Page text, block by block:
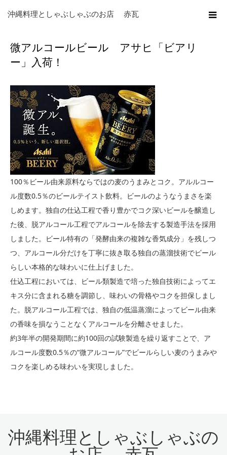
沖縄料理としゃぶしゃぶのお店 赤瓦
ブログ
未分類 微アルコールビール アサヒ「ビアリー」入荷！
微アルコールビール アサヒ「ビアリ
ー」入荷！
100％ビール由来原料ならではの麦のうまみとコク。アルルコー
ル度数0.5％のビールテイスト飲料。ビールのようなうまさを楽
しめます。独自の仕込工程で香り豊かでコク深いビールを醸造し
た後、脱アルコール工程でアルコールを除去する製造手法を採用
しました。ビール特有の「発酵由来の複雑な香気成分」を残しつ
つ、アルコール分だけを丁寧に抜き取る独自の蒸溜技術でビール
らしい本格的な味わいに仕上げました。
仕込工程においては、ビール類製造で培った独自技術によってエ
キス分に含まれる糖を調節し、味わいの骨格やコクを担保しまし
た。脱アルコール工程では、独自の低温蒸溜によってビール由来
の香味を損なうことなくアルコールを分離させました。
約3年半の開発期間に約100回の試験製造を繰り返すことで、ア
ルコール度数0.5％の“微アルコール”でビールらしい麦のうまみや
コクを楽しめる味わいを実現しました。
沖縄料理としゃぶしゃぶの